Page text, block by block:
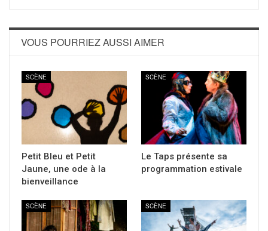
VOUS POURRIEZ AUSSI AIMER
SCÈNE
Petit Bleu et Petit
Jaune, une ode à la
bienveillance
SCÈNE
Le Taps présente sa
programmation estivale
SCÈNE SCÈNE